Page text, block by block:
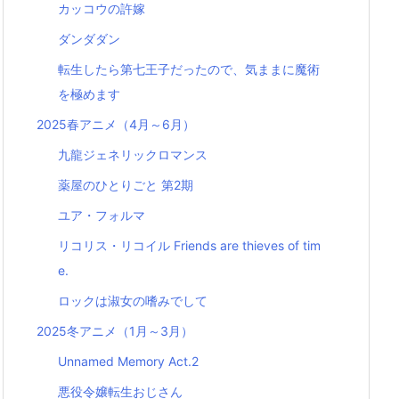
カッコウの許嫁
ダンダダン
転生したら第七王子だったので、気ままに魔術
を極めます
2025春アニメ（4月～6月）
九龍ジェネリックロマンス
薬屋のひとりごと 第2期
ユア・フォルマ
リコリス・リコイル Friends are thieves of tim
e.
ロックは淑女の嗜みでして
2025冬アニメ（1月～3月）
Unnamed Memory Act.2
悪役令嬢転生おじさん